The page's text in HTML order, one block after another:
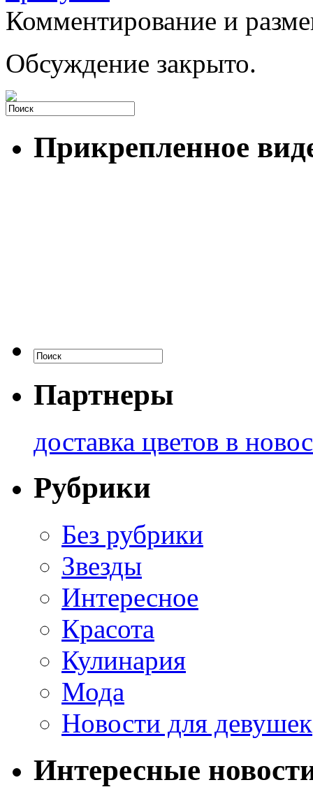
Комментирование и
Обсуждение закрыто.
Прикрепленное
Партнеры
доставка цветов в
Рубрики
Без рубрики
Звезды
Интересное
Красота
Кулинария
Мода
Новости для девушек
Интересные